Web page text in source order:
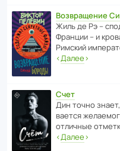
Возвращение
Жиль де Рэ –
Франции – и
Римский
‹Далее›
Счет
Дин точно
ва­ется
отли­чные
‹Далее›